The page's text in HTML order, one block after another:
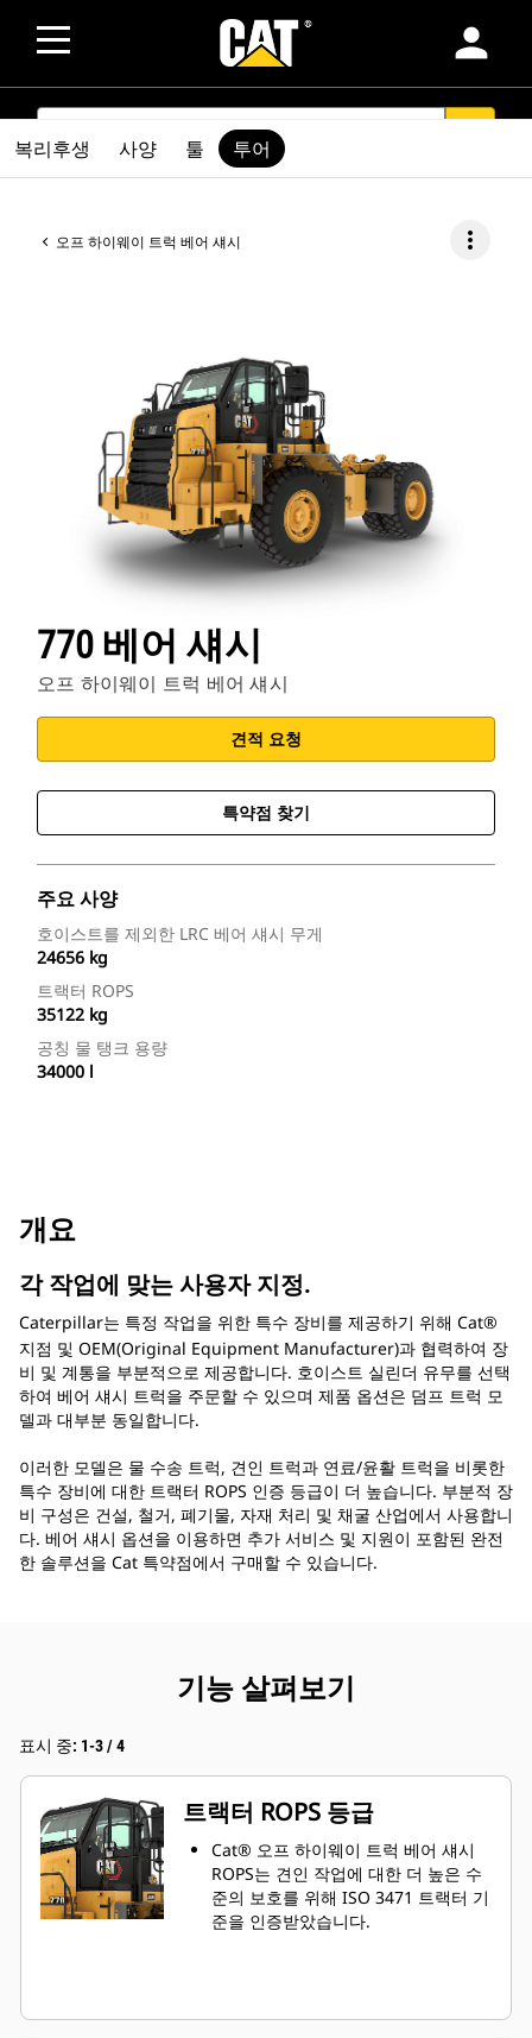
person
SEARCH
오프 하이웨이 트럭 베어 섀시 more_vert
770 베어 섀시
오프 하이웨이 트럭 베어 섀시
견적 요청
특약점 찾기
주요 사양
호이스트를 제외한 LRC 베어 섀시 무게
24656 kg
트랙터 ROPS
35122 kg
공칭 물 탱크 용량
34000 l
복리후생 사양 툴 투어
개요
각 작업에 맞는 사용자 지정.
Caterpillar는 특정 작업을 위한 특수 장비를 제공하기 위해 Cat®
지점 및 OEM(Original Equipment Manufacturer)과 협력하여 장
비 및 계통을 부분적으로 제공합니다. 호이스트 실린더 유무를 선택
하여 베어 섀시 트럭을 주문할 수 있으며 제품 옵션은 덤프 트럭 모
델과 대부분 동일합니다.
이러한 모델은 물 수송 트럭, 견인 트럭과 연료/윤활 트럭을 비롯한
특수 장비에 대한 트랙터 ROPS 인증 등급이 더 높습니다. 부분적 장
비 구성은 건설, 철거, 폐기물, 자재 처리 및 채굴 산업에서 사용합니
다. 베어 섀시 옵션을 이용하면 추가 서비스 및 지원이 포함된 완전
한 솔루션을 Cat 특약점에서 구매할 수 있습니다.
기능 살펴보기
표시 중: 1-3 / 4
트랙터 ROPS 등급
Cat® 오프 하이웨이 트럭 베어 섀시
ROPS는 견인 작업에 대한 더 높은 수
준의 보호를 위해 ISO 3471 트랙터 기
준을 인증받았습니다.